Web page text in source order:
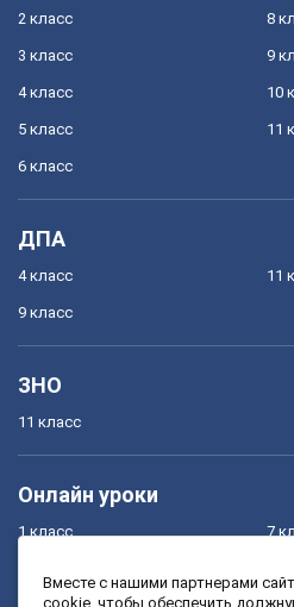
2 класс
3 класс
4 класс
5 класс
6 класс
8
9
10
11
ДПА
4 класс
9 класс
11
ЗНО
11 класс
Онлайн уроки
1 класс 7
Вместе с нашими партнерами
cookie, чтобы обеспечить